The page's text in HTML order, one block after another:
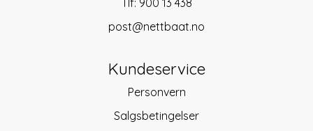
post@nettbaat.no
Kundeservice
Personvern
Salgsbetingelser